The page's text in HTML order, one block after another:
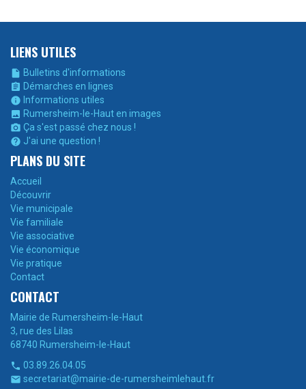
LIENS UTILES
 Bulletins d'informations
 Démarches en lignes
 Informations utiles
 Rumersheim-le-Haut en images
 Ça s'est passé chez nous !
 J'ai une question !
PLANS DU SITE
Accueil
Découvrir
Vie municipale
Vie familiale
Vie associative
Vie économique
Vie pratique
Contact
CONTACT
Mairie de Rumersheim-le-Haut
3, rue des Lilas
68740 Rumersheim-le-Haut
 03.89.26.04.05
 secretariat@mairie-de-rumersheimlehaut.fr